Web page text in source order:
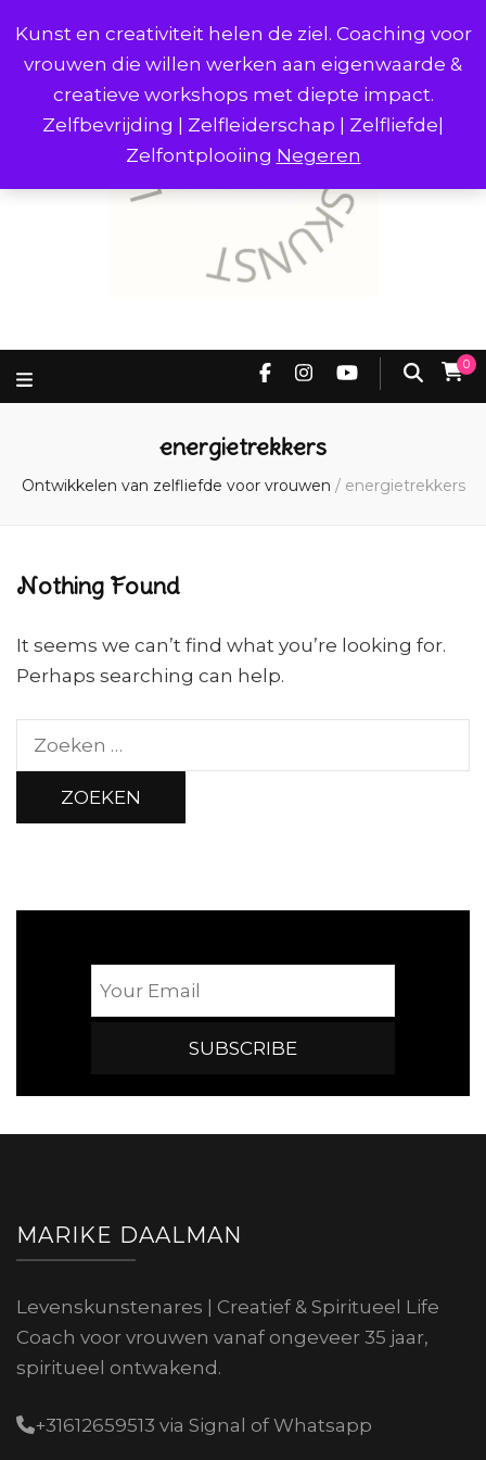
Kunst en creativiteit helen de ziel. Coaching voor
vrouwen die willen werken aan eigenwaarde &
creatieve workshops met diepte impact.
Zelfbevrijding | Zelfleiderschap | Zelfliefde|
Zelfontplooiing Negeren
0
energietrekkers
Ontwikkelen van zelfliefde voor vrouwen / energietrekkers
Nothing Found
It seems we can’t find what you’re looking for.
Perhaps searching can help.
Zoeken
MARIKE DAALMAN
Levenskunstenares | Creatief & Spiritueel Life
Coach voor vrouwen vanaf ongeveer 35 jaar,
spiritueel ontwakend.
+31612659513 via Signal of Whatsapp